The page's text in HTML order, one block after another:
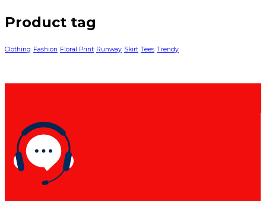
Product tag
Clothing Fashion Floral Print Runway Skirt Tees Trendy